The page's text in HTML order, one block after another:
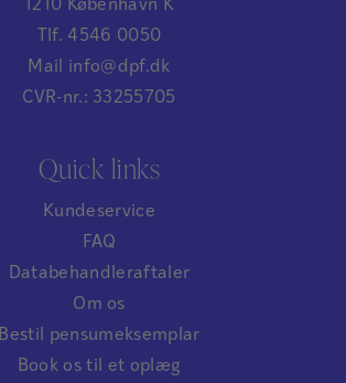
1210 København K
Tlf. 4546 0050
Mail info@dpf.dk
CVR-nr.: 33255705
Quick links
Kundeservice
FAQ
Databehandleraftaler
Om os
Bestil pensumeksemplar
Book os til et oplæg